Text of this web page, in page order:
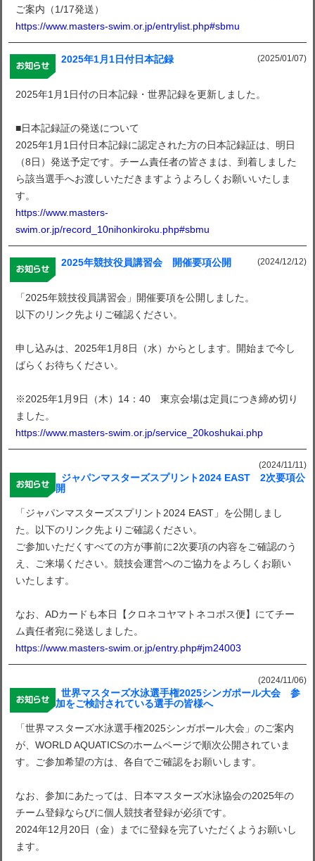
ご案内（1/17発送）
https://www.masters-swim.or.jp/entrylist.php#sbmu
(2025/01/07)
2025年1月1日付日本記録
2025年1月1日付の日本記録・世界記録を更新しました。
■日本記録証の発送について
2025年1月1日付日本記録に認定された方の日本記録証は、明日
（8日）発送予定です。チーム責任者の皆さまは、到着しました
ら該当選手へお渡しいただきますようよろしくお願いいたしま
す。
https://www.masters-
swim.or.jp/record_10nihonkiroku.php#sbmu
(2024/12/12)
2025年競技役員講習会 開催要項公開
「2025年競技役員講習会」開催要項を公開しました。
以下のリンク先よりご確認ください。
申し込みは、2025年1月8日（水）からとします。開始まで今し
ばらくお待ちください。
※2025年1月9日（木）14：40 東京会場は定員につき締め切り
ました。
https://www.masters-swim.or.jp/service_20koshukai.php
(2024/11/11)
ジャパンマスターズスプリント2024 EAST 2次要項公
開
「ジャパンマスターズスプリント2024 EAST」を公開しまし
た。以下のリンク先よりご確認ください。
ご参加いただくすべての方が事前に2次要項の内容をご確認のう
え、ご来場ください。競技会運営へのご協力をよろしくお願い
いたします。
なお、ADカードも本日【クロネコヤマトネコポス便】にてチー
ム責任者宛に発送しました。
https://www.masters-swim.or.jp/entry.php#jm24003
(2024/11/06)
世界マスターズ水泳選手権2025シンガポール大会 参
加をご検討されている選手の皆様へ
「世界マスターズ水泳選手権2025シンガポール大会」のご案内
が、WORLD AQUATICSのホームページで順次公開されていま
す。ご参加希望の方は、各自でご確認をお願いします。
なお、参加にあたっては、日本マスターズ水泳協会の2025年の
チーム登録ならびに個人競技者登録が必須です。
2024年12月20日（金）までに登録を完了いただくようお願いし
ます。